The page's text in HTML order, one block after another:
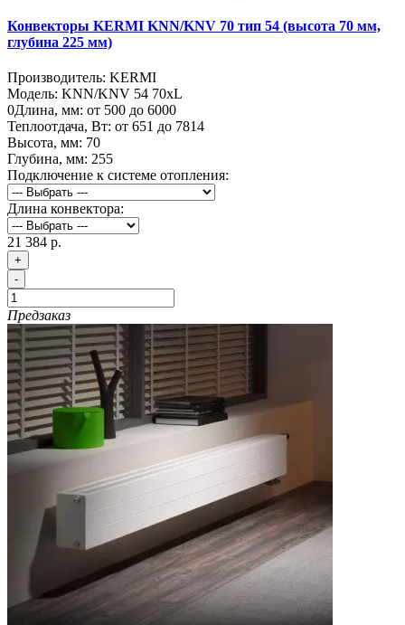
Конвекторы KERMI KNN/KNV 70 тип 54 (высота 70 мм,
глубина 225 мм)
Производитель: KERMI
Модель: KNN/KNV 54 70хL
0Длина, мм: от 500 до 6000
Теплоотдача, Вт: от 651 до 7814
Высота, мм: 70
Глубина, мм: 255
Подключение к системе отопления:
Длина конвектора:
21 384 р.
+
-
Предзаказ